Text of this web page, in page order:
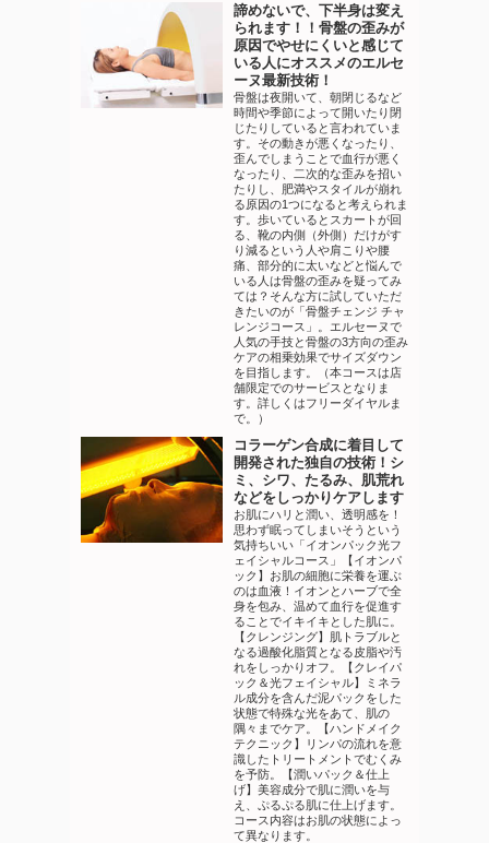
諦めないで、下半身は変え
られます！！骨盤の歪みが
原因でやせにくいと感じて
いる人にオススメのエルセ
ーヌ最新技術！
骨盤は夜開いて、朝閉じるなど
時間や季節によって開いたり閉
じたりしていると言われていま
す。その動きが悪くなったり、
歪んでしまうことで血行が悪く
なったり、二次的な歪みを招い
たりし、肥満やスタイルが崩れ
る原因の1つになると考えられま
す。歩いているとスカートが回
る、靴の内側（外側）だけがす
り減るという人や肩こりや腰
痛、部分的に太いなどと悩んで
いる人は骨盤の歪みを疑ってみ
ては？そんな方に試していただ
きたいのが「骨盤チェンジ チャ
レンジコース」。エルセーヌで
人気の手技と骨盤の3方向の歪み
ケアの相乗効果でサイズダウン
を目指します。（本コースは店
舗限定でのサービスとなりま
す。詳しくはフリーダイヤルま
で。）
コラーゲン合成に着目して
開発された独自の技術！シ
ミ、シワ、たるみ、肌荒れ
などをしっかりケアします
お肌にハリと潤い、透明感を！
思わず眠ってしまいそうという
気持ちいい「イオンパック光フ
ェイシャルコース」【イオンパ
ック】お肌の細胞に栄養を運ぶ
のは血液！イオンとハーブで全
身を包み、温めて血行を促進す
ることでイキイキとした肌に。
【クレンジング】肌トラブルと
なる過酸化脂質となる皮脂や汚
れをしっかりオフ。【クレイパ
ック＆光フェイシャル】ミネラ
ル成分を含んだ泥パックをした
状態で特殊な光をあて、肌の
隅々までケア。【ハンドメイク
テクニック】リンパの流れを意
識したトリートメントでむくみ
を予防。【潤いパック＆仕上
げ】美容成分で肌に潤いを与
え、ぷるぷる肌に仕上げます。
コース内容はお肌の状態によっ
て異なります。